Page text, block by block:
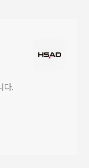
다.